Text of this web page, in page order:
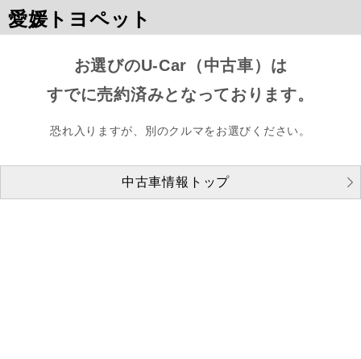
愛媛トヨペット
お選びのU-Car（中古車）は
すでに売約済みとなっております。
恐れ入りますが、別のクルマをお選びください。
中古車情報トップ